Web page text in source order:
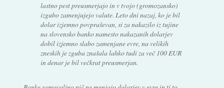
lastno pest preusmerjajo in v tvojo (gromozansko)
izgubo zamenjujejo valute. Leto dni nazaj, ko je bil
dolar izjemno povpraševan, si za nakazilo iz tujine
na slovensko banko namesto nakazanih dolarjev
dobil izjemno slabo zamenjane evre, na velikih
zneskih je zguba znašala lahko tudi za več 100 EUR
in denar je bil večkrat preusmerjan.